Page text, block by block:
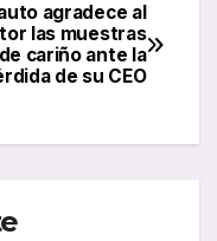
agradece al
las muestras
de cariño ante la
de su CEO